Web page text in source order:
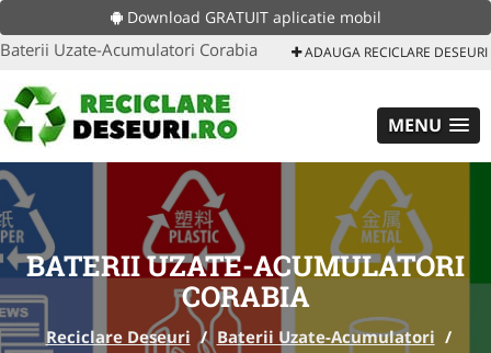
Download GRATUIT aplicatie mobil
Baterii Uzate-Acumulatori Corabia ADAUGA RECICLARE DESEURI
MENU
BATERII UZATE-ACUMULATORI
CORABIA
Reciclare Deseuri / Baterii Uzate-Acumulatori /